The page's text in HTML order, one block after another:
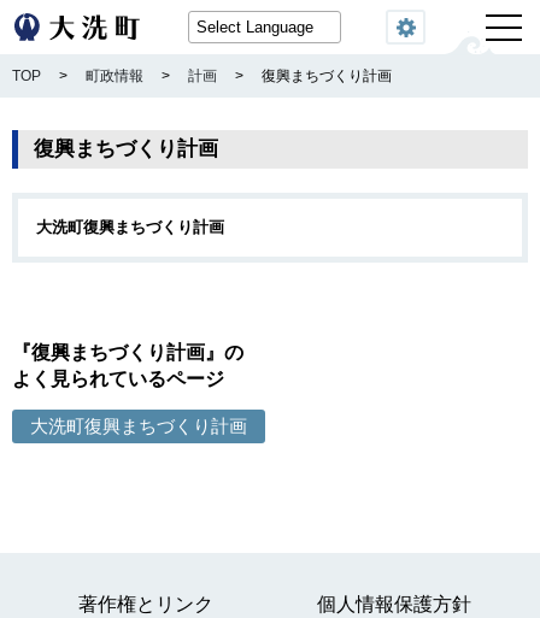
閲覧機能
TOP > 町政情報 > 計画 > 復興まちづくり計画
復興まちづくり計画
大洗町復興まちづくり計画
『復興まちづくり計画』の
よく見られているページ
大洗町復興まちづくり計画
著作権とリンク 個人情報保護方針